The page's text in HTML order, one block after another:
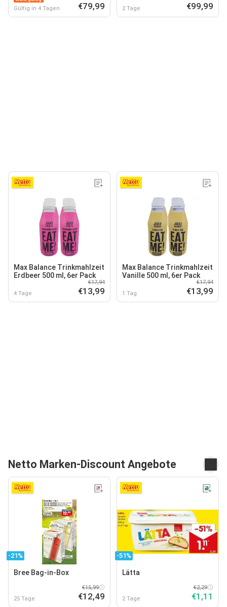
Gültig in 4 Tagen €79,99 2 Tage €99,99
Max Balance Trinkmahlzeit
Erdbeer 500 ml, 6er Pack
4 Tage
€17,94
€13,99
Max Balance Trinkmahlzeit
Vanille 500 ml, 6er Pack
1 Tag
€17,94
€13,99
Netto Marken-Discount Angebote
-21%
Bree Bag-in-Box
25 Tage
€15,99
€12,49
-51%
Lätta
2 Tage
€2,29
€1,11